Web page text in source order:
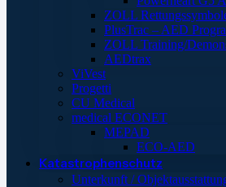
ZOLL
PlusTrac – AED
ZOLL Training/
AEDtrax
ViVest
Progetti
CU Medical
medical ECONET
MEPAD
ECO-AED
Katastrophenschutz
Unterkunft /